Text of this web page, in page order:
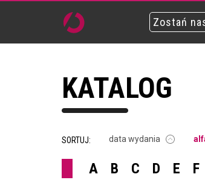
Zostań
KATALOG
SORTUJ: data wydania
A B C D E F